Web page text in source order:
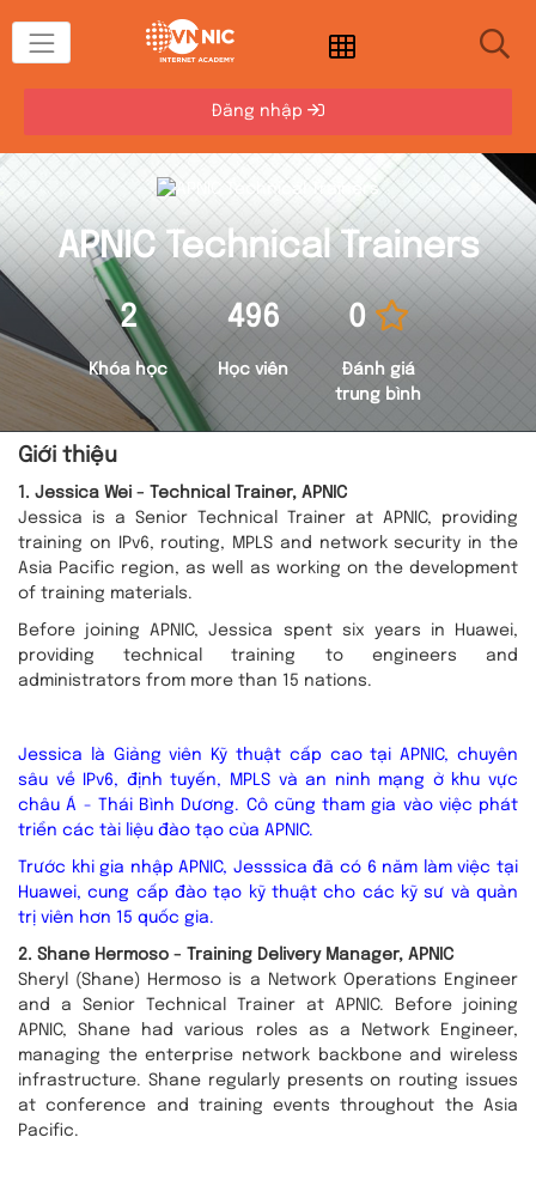
Đăng nhập
APNIC Technical Trainers
2
Khóa học
496
Học viên
0
Đánh giá
trung bình
Giới thiệu
1. Jessica Wei - Technical Trainer, APNIC
Jessica is a Senior Technical Trainer at APNIC, providing
training on IPv6, routing, MPLS and network security in the
Asia Pacific region, as well as working on the development
of training materials.
Before joining APNIC, Jessica spent six years in Huawei,
providing technical training to engineers and
administrators from more than 15 nations.
Jessica là Giảng viên Kỹ thuật cấp cao tại APNIC, chuyên
sâu về IPv6, định tuyến, MPLS và an ninh mạng ở khu vực
châu Á - Thái Bình Dương. Cô cũng tham gia vào việc phát
triển các tài liệu đào tạo của APNIC.
Trước khi gia nhập APNIC, Jesssica đã có 6 năm làm việc tại
Huawei, cung cấp đào tạo kỹ thuật cho các kỹ sư và quản
trị viên hơn 15 quốc gia.
2. Shane Hermoso - Training Delivery Manager, APNIC
Sheryl (Shane) Hermoso is a Network Operations Engineer
and a Senior Technical Trainer at APNIC. Before joining
APNIC, Shane had various roles as a Network Engineer,
managing the enterprise network backbone and wireless
infrastructure. Shane regularly presents on routing issues
at conference and training events throughout the Asia
Pacific.